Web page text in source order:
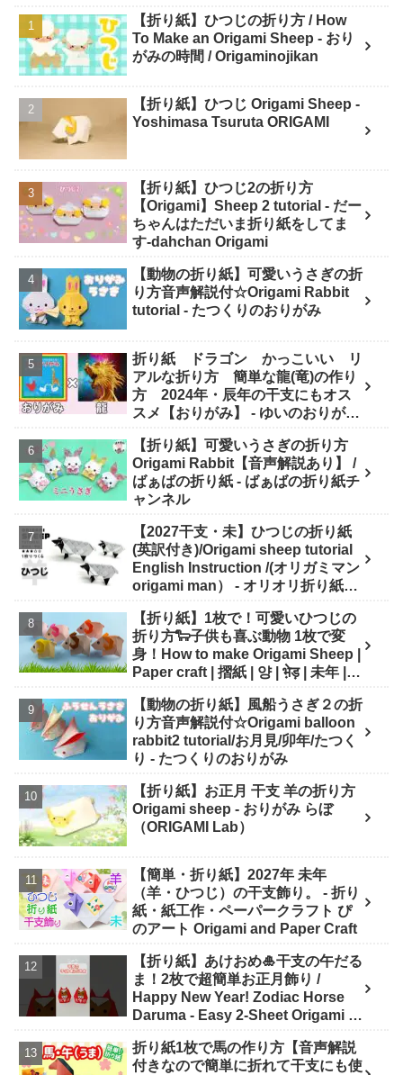
【折り紙】ひつじの折り方 / How
To Make an Origami Sheep - おり
がみの時間 / Origaminojikan
【折り紙】ひつじ Origami Sheep -
Yoshimasa Tsuruta ORIGAMI
【折り紙】ひつじ2の折り方
【Origami】Sheep 2 tutorial - だー
ちゃんはただいま折り紙をしてま
す-dahchan Origami
【動物の折り紙】可愛いうさぎの折
り方音声解説付☆Origami Rabbit
tutorial - たつくりのおりがみ
折り紙 ドラゴン かっこいい リ
アルな折り方 簡単な龍(竜)の作り
方 2024年・辰年の干支にもオス
スメ【おりがみ】 - ゆいのおりがみ
【折り紙】可愛いうさぎの折り方
Origami Rabbit【音声解説あり】 /
ばぁばの折り紙 - ばぁばの折り紙チ
ャンネル
【2027干支・未】ひつじの折り紙
(英訳付き)/Origami sheep tutorial
English Instruction /(オリガミマン
origami man） - オリオリ折り紙マ
房あらき)
【折り紙】1枚で！可愛いひつじの
折り方🐑子供も喜ぶ動物 1枚で変
身！How to make Origami Sheep |
Paper craft | 摺紙 | 양 | भे़ड़ | 未年 |
【動物の折り紙】風船うさぎ２の折
り方音声解説付☆Origami balloon
rabbit2 tutorial/お月見/卯年/たつく
り - たつくりのおりがみ
【折り紙】お正月 干支 羊の折り方
Origami sheep - おりがみ らぼ
（ORIGAMI Lab）
【簡単・折り紙】2027年 未年
（羊・ひつじ）の干支飾り。 - 折り
紙・紙工作・ペーパークラフト ぴ
のアート Origami and Paper Craft
【折り紙】あけおめ🎍干支の午だる
ま！2枚で超簡単お正月飾り /
Happy New Year! Zodiac Horse
Daruma - Easy 2-Sheet Origami -
折り紙1枚で馬の作り方【音声解説
付きなので簡単に折れて干支にも使